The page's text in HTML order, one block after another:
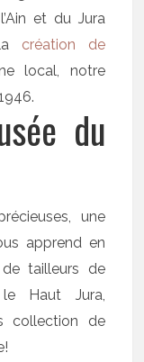
et du Jura
création de
local, notre
du
une
apprend en
tailleurs de
Haut Jura,
collection de